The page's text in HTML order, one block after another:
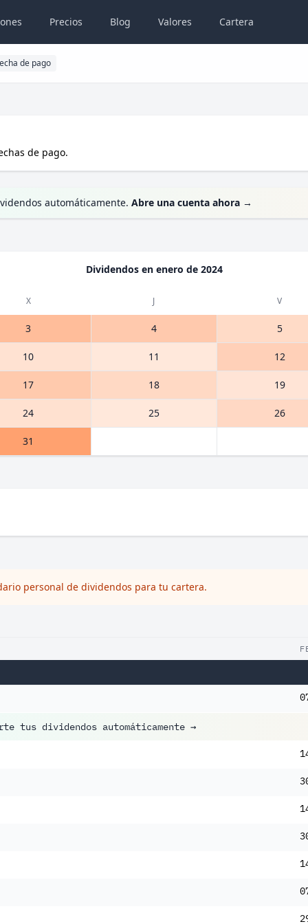
Precios Blog Valores Cartera
de pago
de pago.
automáticamente. Abre una cuenta ahora →
Dividendos en enero de 2024
X J V
3 4 5
10 11 12
17 18 19
24 25 26
31
personal de dividendos para tu cartera.
tus dividendos automáticamente →